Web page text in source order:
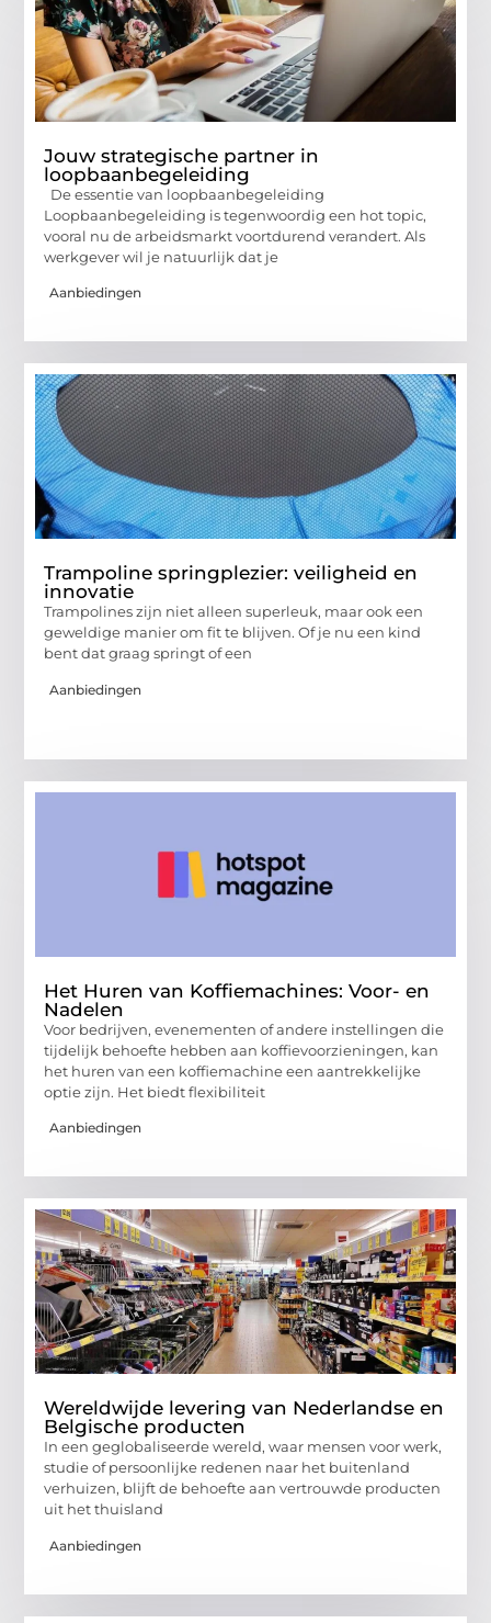
Jouw strategische partner in
loopbaanbegeleiding
De essentie van loopbaanbegeleiding
Loopbaanbegeleiding is tegenwoordig een hot topic,
vooral nu de arbeidsmarkt voortdurend verandert. Als
werkgever wil je natuurlijk dat je
Aanbiedingen
Trampoline springplezier: veiligheid en
innovatie
Trampolines zijn niet alleen superleuk, maar ook een
geweldige manier om fit te blijven. Of je nu een kind
bent dat graag springt of een
Aanbiedingen
Het Huren van Koffiemachines: Voor- en
Nadelen
Voor bedrijven, evenementen of andere instellingen die
tijdelijk behoefte hebben aan koffievoorzieningen, kan
het huren van een koffiemachine een aantrekkelijke
optie zijn. Het biedt flexibiliteit
Aanbiedingen
Wereldwijde levering van Nederlandse en
Belgische producten
In een geglobaliseerde wereld, waar mensen voor werk,
studie of persoonlijke redenen naar het buitenland
verhuizen, blijft de behoefte aan vertrouwde producten
uit het thuisland
Aanbiedingen